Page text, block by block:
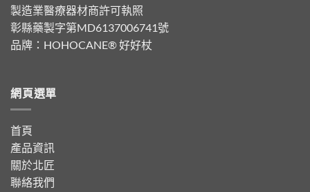
製造業醫療器材商許可執照
彰縣藥製字第MD6137006741號
品牌： HOHOCANE® 好好杖
網頁選單
首頁
產品資訊
關於北匠
聯絡我們